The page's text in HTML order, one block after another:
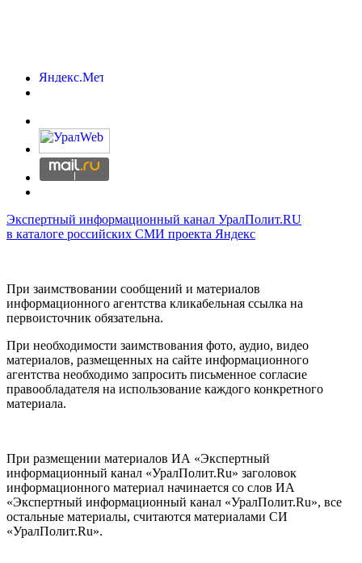
Экспертный информационный канал УралПолит.RU
в каталоге российских СМИ проекта Яндекс
При заимствовании сообщений и материалов
информационного агентства кликабельная ссылка на
первоисточник обязательна.
При необходимости заимствования фото, аудио, видео
материалов, размещенных на сайте информационного
агентства необходимо запросить письменное согласие
правообладателя на использование каждого конкретного
материала.
При размещении материалов ИА «Экспертный
информационный канал «УралПолит.Ru» заголовок
информационного материал начинается со слов ИА
«Экспертный информационный канал «УралПолит.Ru», все
остальные материалы, считаются материалами СИ
«УралПолит.Ru».